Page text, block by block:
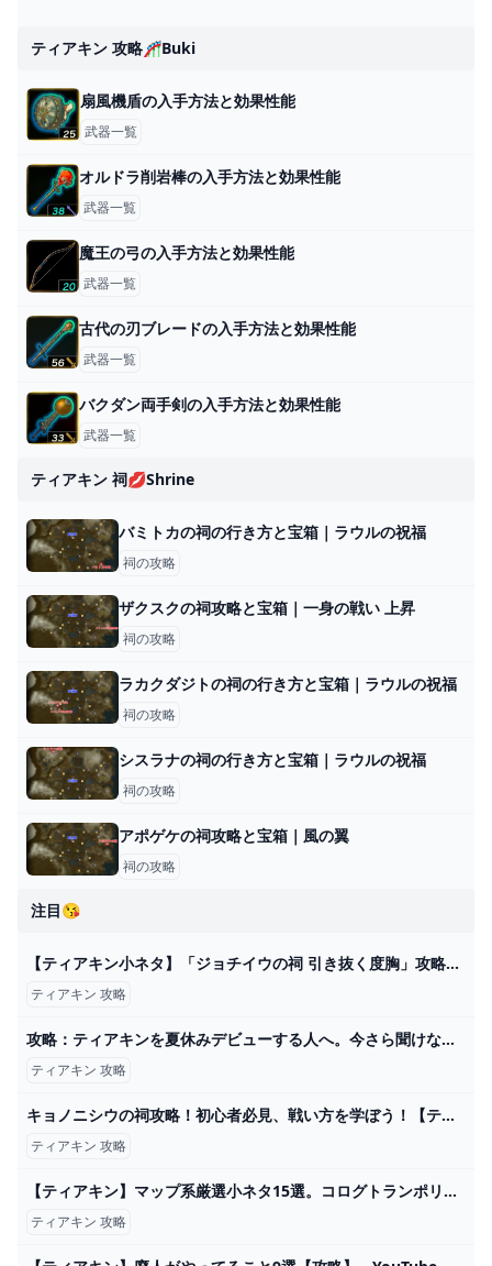
ティアキン 攻略🎢buki
扇風機盾の入手方法と効果性能
武器一覧
オルドラ削岩棒の入手方法と効果性能
武器一覧
魔王の弓の入手方法と効果性能
武器一覧
古代の刃ブレードの入手方法と効果性能
武器一覧
バクダン両手剣の入手方法と効果性能
武器一覧
ティアキン 祠💋shrine
バミトカの祠の行き方と宝箱｜ラウルの祝福
祠の攻略
ザクスクの祠攻略と宝箱｜一身の戦い 上昇
祠の攻略
ラカクダジトの祠の行き方と宝箱｜ラウルの祝福
祠の攻略
シスラナの祠の行き方と宝箱｜ラウルの祝福
祠の攻略
アポゲケの祠攻略と宝箱｜風の翼
祠の攻略
注目😘
【ティアキン小ネタ】「ジョチイウの祠 引き抜く度胸」攻略！ 正しく石を抜けばOK【ゼルダの伝説】 - GAME Watch
ティアキン 攻略
攻略：ティアキンを夏休みデビューする人へ。今さら聞けない、序盤にやるべきこと10選【ゼルダの伝説 ティアーズ オブ ザ キングダム】 - 電撃オンライン
ティアキン 攻略
キョノニシウの祠攻略！初心者必見、戦い方を学ぼう！【ティアキン】 とあるゲームブログの軌跡
ティアキン 攻略
【ティアキン】マップ系厳選小ネタ15選。コログトランポリン/雷グリーオークを地底に落とすと！？【ゼルダの伝説ティアーズオブザキングダム】【ゆっくり解説】 - YouTube
ティアキン 攻略